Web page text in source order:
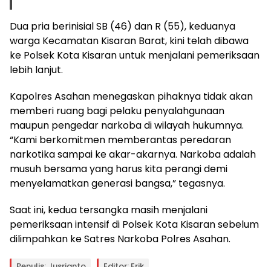
Dua pria berinisial SB (46) dan R (55), keduanya
warga Kecamatan Kisaran Barat, kini telah dibawa
ke Polsek Kota Kisaran untuk menjalani pemeriksaan
lebih lanjut.
Kapolres Asahan menegaskan pihaknya tidak akan
memberi ruang bagi pelaku penyalahgunaan
maupun pengedar narkoba di wilayah hukumnya.
“Kami berkomitmen memberantas peredaran
narkotika sampai ke akar-akarnya. Narkoba adalah
musuh bersama yang harus kita perangi demi
menyelamatkan generasi bangsa,” tegasnya.
Saat ini, kedua tersangka masih menjalani
pemeriksaan intensif di Polsek Kota Kisaran sebelum
dilimpahkan ke Satres Narkoba Polres Asahan.